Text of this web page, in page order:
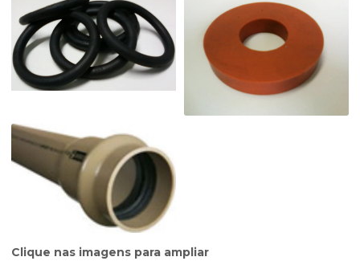
Clique nas imagens para ampliar